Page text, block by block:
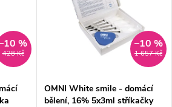
428 Kč
%
1 657 Kč
–10 %
OMNI White smile - domácí
bělení, 16% 5x3ml stříkačky